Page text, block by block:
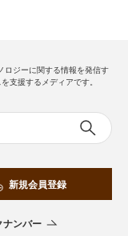
ロジーに関する情報を発信す
支援するメディアです。
新規会員登録
ナンバー